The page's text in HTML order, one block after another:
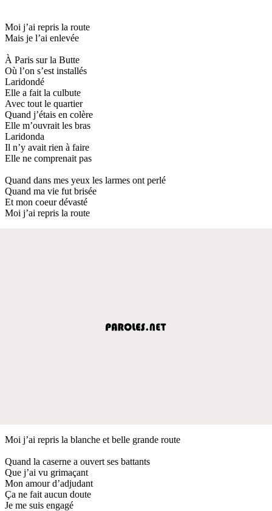
Moi j’ai repris la route
Mais je l’ai enlevée
À Paris sur la Butte
Où l’on s’est installés
Laridondé
Elle a fait la culbute
Avec tout le quartier
Quand j’étais en colère
Elle m’ouvrait les bras
Laridonda
Il n’y avait rien à faire
Elle ne comprenait pas
Quand dans mes yeux les larmes ont perlé
Quand ma vie fut brisée
Et mon coeur dévasté
Moi j’ai repris la route
Moi j’ai repris la blanche et belle grande route
Quand la caserne a ouvert ses battants
Que j’ai vu grimaçant
Mon amour d’adjudant
Ça ne fait aucun doute
Je me suis engagé